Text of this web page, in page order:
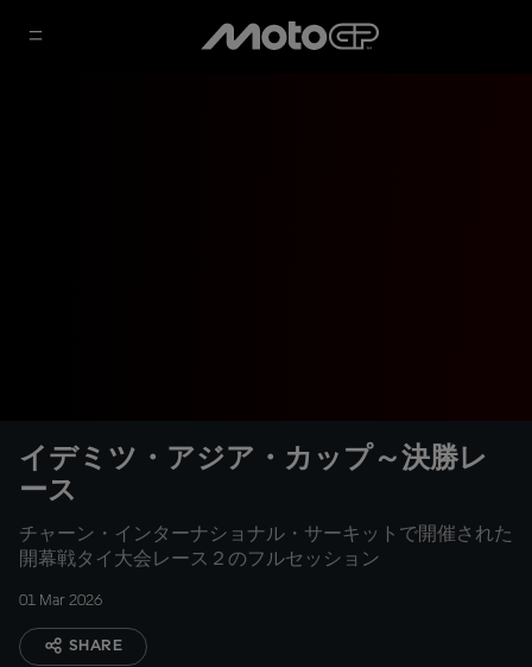
イデミツ・アジア・カップ～決勝レ
ース
チャーン・インターナショナル・サーキットで開催された
開幕戦タイ大会レース２のフルセッション
01 Mar 2026
SHARE